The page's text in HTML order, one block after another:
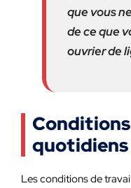
que vous
de ce que
ouvrier de
Les conditions de